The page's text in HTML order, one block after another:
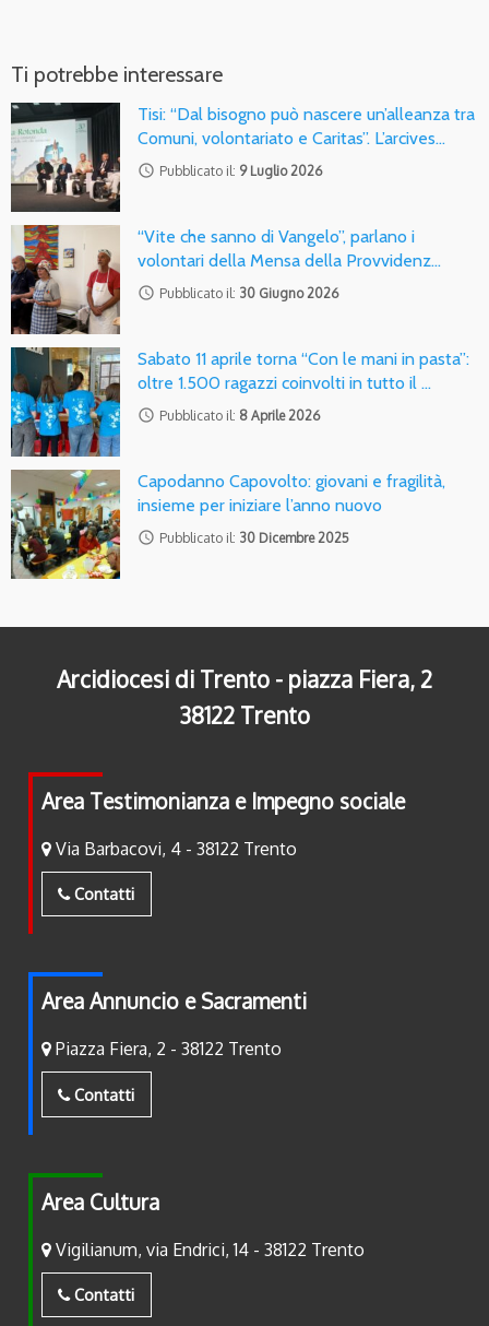
Ti potrebbe interessare
Tisi: “Dal bisogno può nascere un’alleanza tra
Comuni, volontariato e Caritas”. L’arcives…
access_time Pubblicato il: 9 Luglio 2026
“Vite che sanno di Vangelo”, parlano i
volontari della Mensa della Provvidenz…
access_time Pubblicato il: 30 Giugno 2026
Sabato 11 aprile torna “Con le mani in pasta”:
oltre 1.500 ragazzi coinvolti in tutto il …
access_time Pubblicato il: 8 Aprile 2026
Capodanno Capovolto: giovani e fragilità,
insieme per iniziare l’anno nuovo
access_time Pubblicato il: 30 Dicembre 2025
Arcidiocesi di Trento - piazza Fiera, 2
38122 Trento
Area Testimonianza e Impegno sociale
Via Barbacovi, 4 - 38122 Trento
Contatti
Area Annuncio e Sacramenti
Piazza Fiera, 2 - 38122 Trento
Contatti
Area Cultura
Vigilianum, via Endrici, 14 - 38122 Trento
Contatti